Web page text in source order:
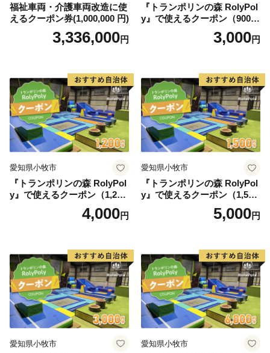
ッドデザイン賞を受賞しました。列車のレトロな雰囲気
と広大なお芋畑や田園風景を眺めながら、14.3ｋｍのシ
ョートトリップを楽しむことができます。
福祉車両・介護車両改造に使
えるクーポン券(1,000,000 円)
3,336,000円
『トランポリンの森 RolyPol
y』で使えるクーポン（900
3,000円
愛知県小牧市
『トランポリンの森 RolyPol
y』で使えるクーポン（1,200
4,000円
愛知県小牧市
『トランポリンの森 RolyPol
y』で使えるクーポン（1,500
5,000円
愛知県小牧市 愛知県小牧市